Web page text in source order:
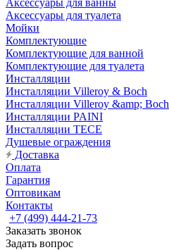
Аксессуары для ванны
Аксессуары для туалета
Мойки
Комплектующие
Комплектующие для ванной
Комплектующие для туалета
Инсталляции
Инсталляции Villeroy & Boch
Инсталляции Villeroy &amp; Boch
Инсталляции PAINI
Инсталляции TECE
Душевые ограждения
Доставка
Оплата
Гарантия
Оптовикам
Контакты
+7 (499) 444-21-73
Заказать звонок
Задать вопрос